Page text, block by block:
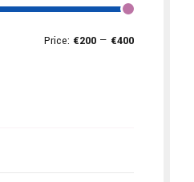
Price: €200 — €400